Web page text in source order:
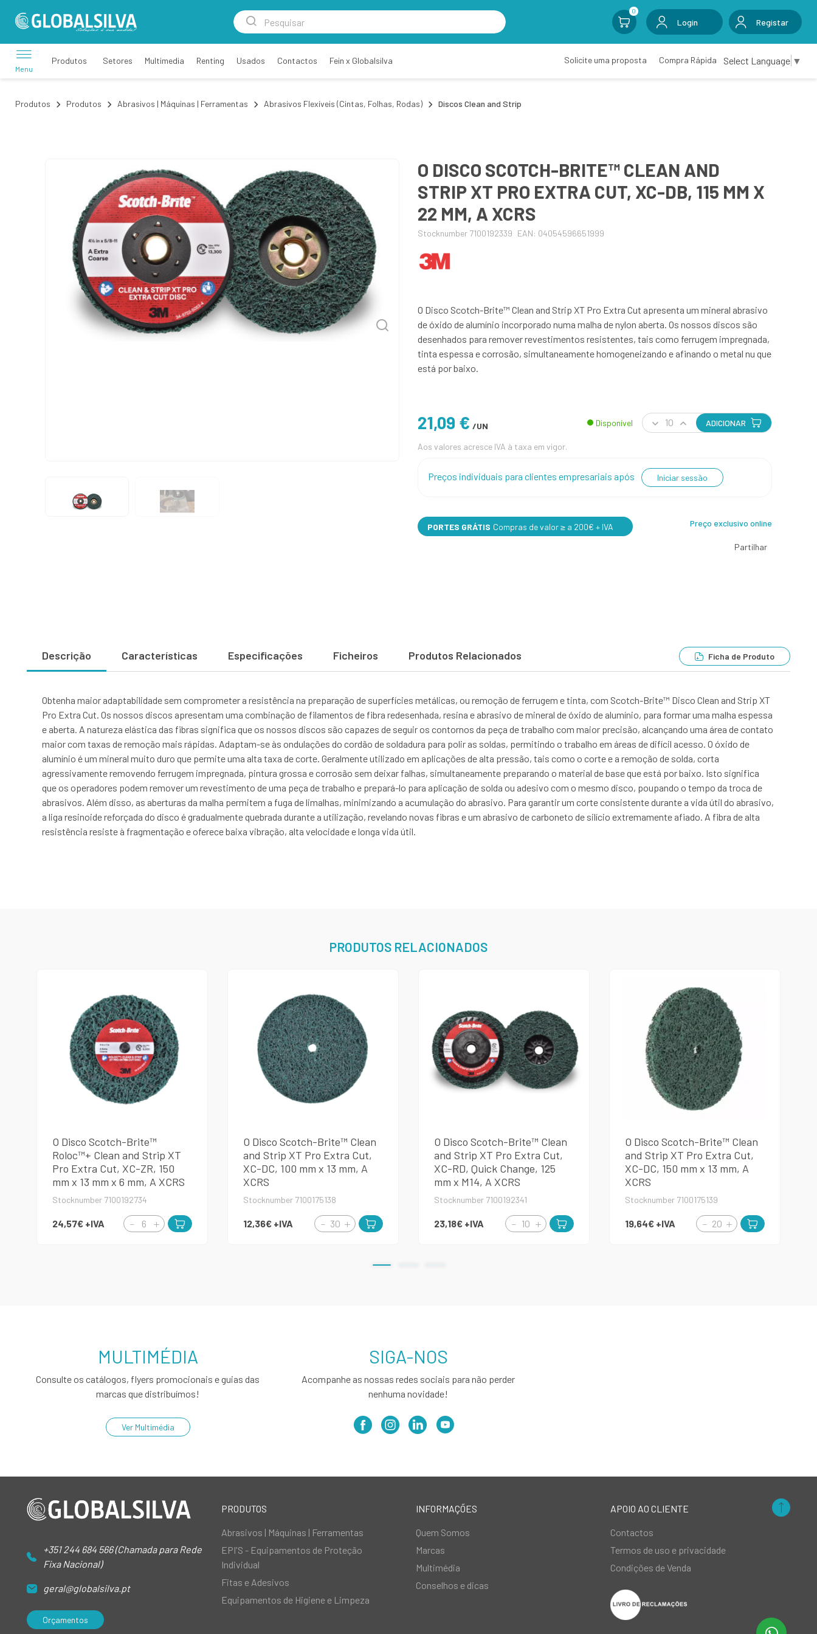
0
Login Registar
Menu
Produtos Setores Multimedia Renting Usados Contactos Fein x Globalsilva Solicite uma proposta Compra Rápida Select Language ▼
Produtos Produtos Abrasivos | Máquinas | Ferramentas Abrasivos Flexíveis (Cintas, Folhas, Rodas) Discos Clean and Strip
O DISCO SCOTCH-BRITE™ CLEAN AND
STRIP XT PRO EXTRA CUT, XC-DB, 115 MM X
22 MM, A XCRS
Stocknumber 7100192339 EAN: 04054596651999
O Disco Scotch-Brite™ Clean and Strip XT Pro Extra Cut apresenta um mineral abrasivo
de óxido de alumínio incorporado numa malha de nylon aberta. Os nossos discos são
desenhados para remover revestimentos resistentes, tais como ferrugem impregnada,
tinta espessa e corrosão, simultaneamente homogeneizando e afinando o metal nu que
está por baixo.
21,09 € /UN Disponível ADICIONAR
Aos valores acresce IVA à taxa em vigor.
Preços individuais para clientes empresariais após Iniciar sessão
PORTES GRÁTIS Compras de valor ≥ a 200€ + IVA Preço exclusivo online
Partilhar
Descrição Características Especificações Ficheiros Produtos Relacionados Ficha de Produto
Obtenha maior adaptabilidade sem comprometer a resistência na preparação de superfícies metálicas, ou remoção de ferrugem e tinta, com Scotch-Brite™ Disco Clean and Strip XT
Pro Extra Cut. Os nossos discos apresentam uma combinação de filamentos de fibra redesenhada, resina e abrasivo de mineral de óxido de alumínio, para formar uma malha espessa
e aberta. A natureza elástica das fibras significa que os nossos discos são capazes de seguir os contornos da peça de trabalho com maior precisão, alcançando uma área de contato
maior com taxas de remoção mais rápidas. Adaptam-se às ondulações do cordão de soldadura para polir as soldas, permitindo o trabalho em áreas de difícil acesso. O óxido de
alumínio é um mineral muito duro que permite uma alta taxa de corte. Geralmente utilizado em aplicações de alta pressão, tais como o corte e a remoção de solda, corta
agressivamente removendo ferrugem impregnada, pintura grossa e corrosão sem deixar falhas, simultaneamente preparando o material de base que está por baixo. Isto significa
que os operadores podem remover um revestimento de uma peça de trabalho e prepará-lo para aplicação de solda ou adesivo com o mesmo disco, poupando o tempo da troca de
abrasivos. Além disso, as aberturas da malha permitem a fuga de limalhas, minimizando a acumulação do abrasivo. Para garantir um corte consistente durante a vida útil do abrasivo,
a liga resinoide reforçada do disco é gradualmente quebrada durante a utilização, revelando novas fibras e um abrasivo de carboneto de silício extremamente afiado. A fibra de alta
resistência resiste à fragmentação e oferece baixa vibração, alta velocidade e longa vida útil.
PRODUTOS RELACIONADOS
O Disco Scotch-Brite™
Roloc™+ Clean and Strip XT
Pro Extra Cut, XC-ZR, 150
mm x 13 mm x 6 mm, A XCRS
Stocknumber 7100192734
24,57€ +IVA
O Disco Scotch-Brite™ Clean
and Strip XT Pro Extra Cut,
XC-DC, 100 mm x 13 mm, A
XCRS
Stocknumber 7100175138
12,36€ +IVA
O Disco Scotch-Brite™ Clean
and Strip XT Pro Extra Cut,
XC-RD, Quick Change, 125
mm x M14, A XCRS
Stocknumber 7100192341
23,18€ +IVA
O Disco Scotch-Brite™ Clean
and Strip XT Pro Extra Cut,
XC-DC, 150 mm x 13 mm, A
XCRS
Stocknumber 7100175139
19,64€ +IVA
MULTIMÉDIA
Consulte os catálogos, flyers promocionais e guias das
marcas que distribuímos!
Ver Multimédia
SIGA-NOS
Acompanhe as nossas redes sociais para não perder
nenhuma novidade!
+351 244 684 566 (Chamada para Rede
Fixa Nacional)
geral@globalsilva.pt
Orçamentos
PRODUTOS
Abrasivos | Máquinas | Ferramentas
EPI'S - Equipamentos de Proteção
Individual
Fitas e Adesivos
Equipamentos de Higiene e Limpeza
INFORMAÇÕES
Quem Somos
Marcas
Multimédia
Conselhos e dicas
APOIO AO CLIENTE
Contactos
Termos de uso e privacidade
Condições de Venda